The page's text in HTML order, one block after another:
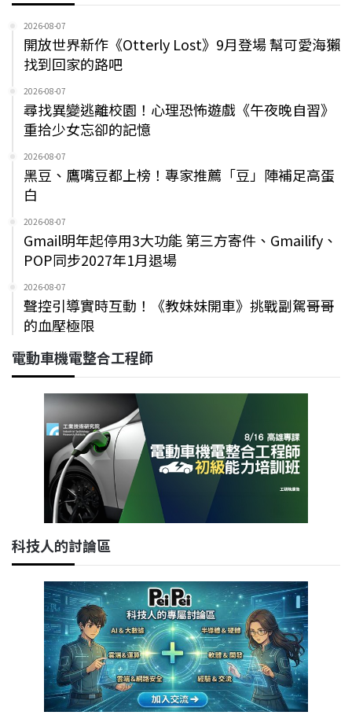
2026-08-07
開放世界新作《Otterly Lost》9月登場 幫可愛海獺
找到回家的路吧
2026-08-07
尋找異變逃離校園！心理恐怖遊戲《午夜晚自習》
重拾少女忘卻的記憶
2026-08-07
黑豆、鷹嘴豆都上榜！專家推薦「豆」陣補足高蛋
白
2026-08-07
Gmail明年起停用3大功能 第三方寄件、Gmailify、
POP同步2027年1月退場
2026-08-07
聲控引導實時互動！《教妹妹開車》挑戰副駕哥哥
的血壓極限
電動車機電整合工程師
科技人的討論區